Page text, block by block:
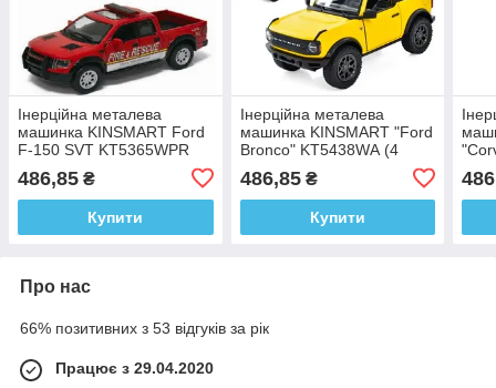
Інерційна металева
машинка KINSMART Ford
F-150 SVT KT5365WPR
486,85 ₴
Купити
Інерційна металева
машинка KINSMART "Ford
Bronco" KT5438WА (4
486,85₴
Купити
Про нас
66% позитивних з 53 відгуків за рік
Працює з 29.04.2020